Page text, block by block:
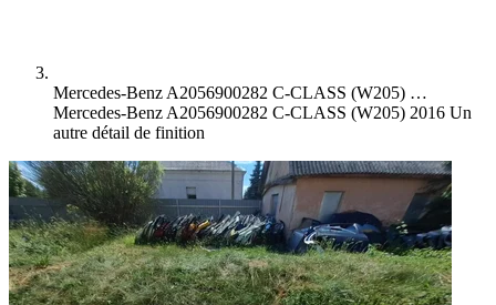
Mercedes-Benz A2056900282 C-CLASS (W205) …
Mercedes-Benz A2056900282 C-CLASS (W205) 2016 Un
autre détail de finition